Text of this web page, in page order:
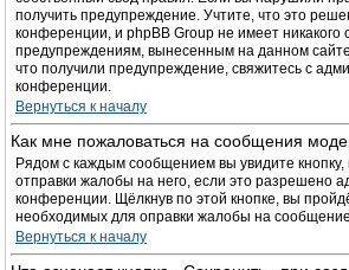
получить предупреждение. Учтите, что это
конференции, и phpBB Group не имеет никакого
предупреждениям, вынесенным на данном
что получили предупреждение, свяжитесь с
конференции.
Вернуться к началу
Как мне пожаловаться на сообщения
Рядом с каждым сообщением вы увидите
отправки жалобы на него, если это разрешено
конференции. Щёлкнув по этой кнопке, вы
необходимых для оправки жалобы на
Вернуться к началу